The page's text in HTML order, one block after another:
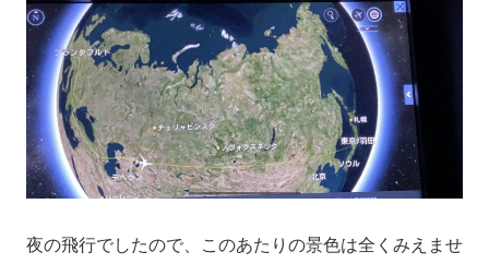
夜の飛行でしたので、このあたりの景色は全くみえませ